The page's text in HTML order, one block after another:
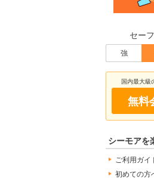
セー
強
国内最大級
無料
シーモアを
ご利用ガイ
初めての方